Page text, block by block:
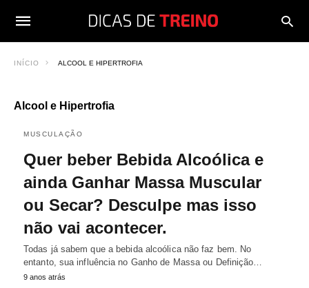
INÍCIO ALCOOL E HIPERTROFIA
Alcool e Hipertrofia
MUSCULAÇÃO
Quer beber Bebida Alcoólica e
ainda Ganhar Massa Muscular
ou Secar? Desculpe mas isso
não vai acontecer.
Todas já sabem que a bebida alcoólica não faz bem. No
entanto, sua influência no Ganho de Massa ou Definição…
9 anos atrás